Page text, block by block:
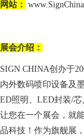
网站：
展会介绍：
SIGN CHINA创办于
内外数码喷印设备及
ED照明、LED封装/芯
让您在一个展会，就
品科技！ 作为旗舰展